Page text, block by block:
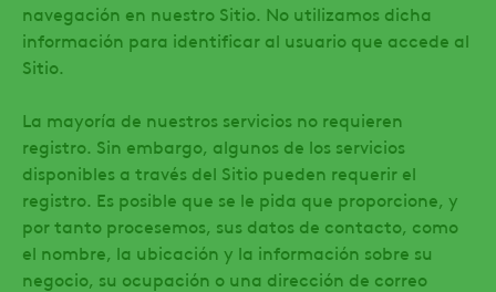
navegación en nuestro Sitio. No utilizamos dicha
información para identificar al usuario que accede al
Sitio.
La mayoría de nuestros servicios no requieren
registro. Sin embargo, algunos de los servicios
disponibles a través del Sitio pueden requerir el
registro. Es posible que se le pida que proporcione, y
por tanto procesemos, sus datos de contacto, como
el nombre, la ubicación y la información sobre su
negocio, su ocupación o una dirección de correo